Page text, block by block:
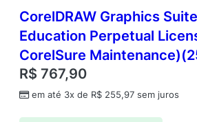
CorelDRAW Graphics
Education Perpetual
CorelSure
R$ 767,90
em até 3x de R$ 255,97 sem juros